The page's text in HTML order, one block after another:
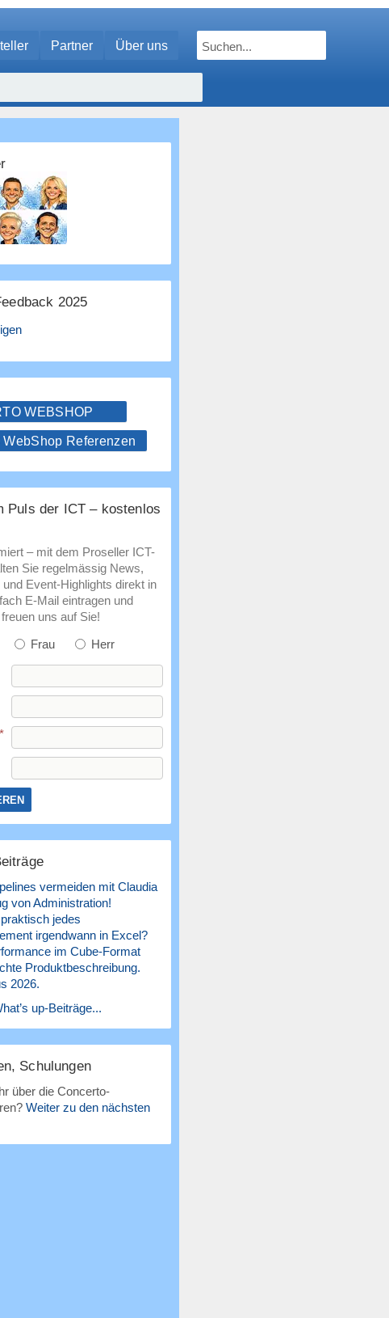
Partner Über uns
2025
WEBSHOP
Referenzen
Puls der ICT – kostenlos
– mit dem Proseller ICT-
Sie regelmässig News,
Event-Highlights direkt in
E-Mail eintragen und
uns auf Sie!
Frau Herr
*
vermeiden mit Claudia
von Administration!
jedes
irgendwann in Excel?
im Cube-Format
Produktbeschreibung.
2026.
up-Beiträge...
Schulungen
über die Concerto-
Weiter zu den nächsten